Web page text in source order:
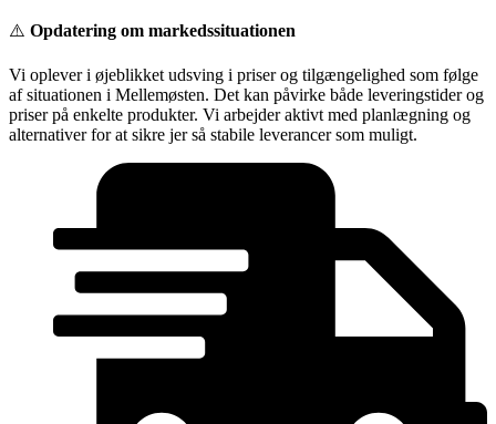
Videre
indhold
⚠️ Opdatering om markedssituationen
Vi oplever i øjeblikket udsving i priser og tilgængelighed som følge
af situationen i Mellemøsten. Det kan påvirke både leveringstider og
priser på enkelte produkter. Vi arbejder aktivt med planlægning og
alternativer for at sikre jer så stabile leverancer som muligt.